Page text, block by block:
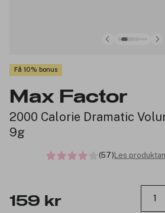
Få 10% bonus
Max Factor
2000 Calorie Dramatic
9g
(57)Les
159 kr